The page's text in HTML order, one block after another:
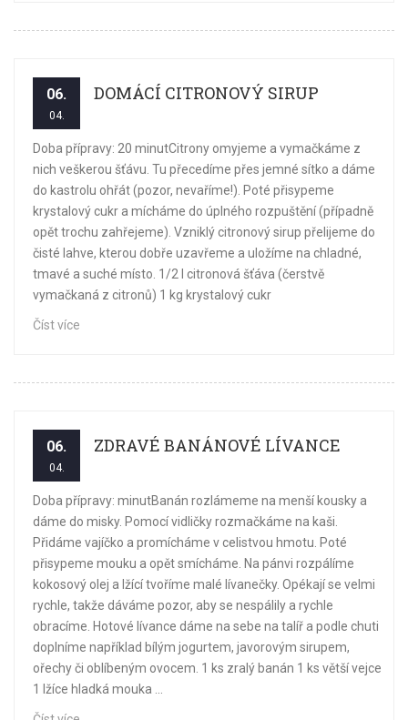
06.
04.
DOMÁCÍ CITRONOVÝ SIRUP
Doba přípravy: 20 minutCitrony omyjeme a vymačkáme z
nich veškerou šťávu. Tu přecedíme přes jemné sítko a dáme
do kastrolu ohřát (pozor, nevaříme!). Poté přisypeme
krystalový cukr a mícháme do úplného rozpuštění (případně
opět trochu zahřejeme). Vzniklý citronový sirup přelijeme do
čisté lahve, kterou dobře uzavřeme a uložíme na chladné,
tmavé a suché místo. 1/2 l citronová šťáva (čerstvě
vymačkaná z citronů) 1 kg krystalový cukr
Číst více
06.
04.
ZDRAVÉ BANÁNOVÉ LÍVANCE
Doba přípravy: minutBanán rozlámeme na menší kousky a
dáme do misky. Pomocí vidličky rozmačkáme na kaši.
Přidáme vajíčko a promícháme v celistvou hmotu. Poté
přisypeme mouku a opět smícháme. Na pánvi rozpálíme
kokosový olej a lžící tvoříme malé lívanečky. Opékají se velmi
rychle, takže dáváme pozor, aby se nespálily a rychle
obracíme. Hotové lívance dáme na sebe na talíř a podle chuti
doplníme například bílým jogurtem, javorovým sirupem,
ořechy či oblíbeným ovocem. 1 ks zralý banán 1 ks větší vejce
1 lžíce hladká mouka ...